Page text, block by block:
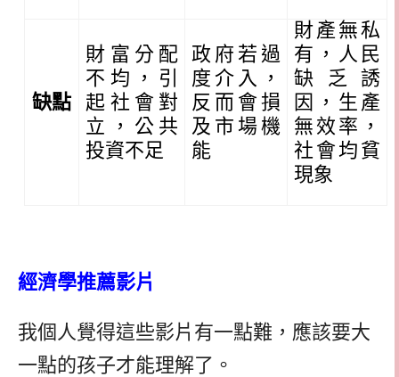
缺點
財富分配
不均，引
起社會對
立，公共
投資不足
政府若過
度介入，
反而會損
及市場機
能
財產無私
有，人民
缺乏誘
因，生產
無效率，
社會均貧
現象
經濟學推薦影片
我個人覺得這些影片有一點難，應該要大
一點的孩子才能理解了。